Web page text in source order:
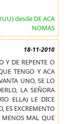
desde DE ACA
NOMAS
18-11-2010
Y DE REPENTE O
TENGO Y ACA
UNO, SE LO
LA SEÑORA
ELLA) LE DICE
ES EXCREMENTO
MENOS MAL QUE